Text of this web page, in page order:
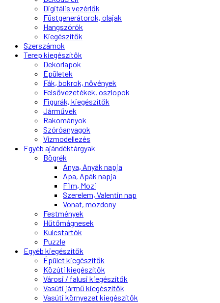
Digitális vezérlők
Füstgenerátorok, olajak
Hangszórók
Kiegészítők
Szerszámok
Terep kiegészítők
Dekorlapok
Épületek
Fák, bokrok, növények
Felsővezetékek, oszlopok
Figurák, kiegészítők
Járművek
Rakományok
Szóróanyagok
Vízmodellezés
Egyéb ajándéktárgyak
Bögrék
Anya, Anyák napja
Apa, Apák napja
Film, Mozi
Szerelem, Valentin nap
Vonat, mozdony
Festmények
Hűtőmágnesek
Kulcstartók
Puzzle
Egyéb kiegészítők
Épület kiegészítők
Közúti kiegészítők
Városi / falusi kiegészítők
Vasúti jármű kiegészítők
Vasúti környezet kiegészítők